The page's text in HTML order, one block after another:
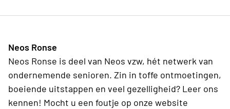
Neos Ronse
Neos Ronse is deel van Neos vzw, hét netwerk van
ondernemende senioren. Zin in toffe ontmoetingen,
boeiende uitstappen en veel gezelligheid? Leer ons
kennen! Mocht u een foutje op onze website